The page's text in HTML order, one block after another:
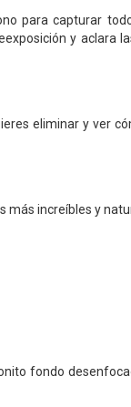
para capturar
y aclara
eliminar y ver
más increíbles y
fondo